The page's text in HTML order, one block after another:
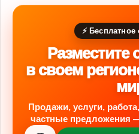
⚡
Разместите
в своем
Продажи, услуги,
частные предложения